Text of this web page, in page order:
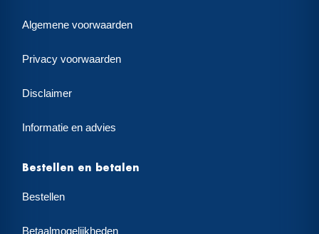
Algemene voorwaarden
Privacy voorwaarden
Disclaimer
Informatie en advies
Bestellen en betalen
Bestellen
Betaalmogelijkheden